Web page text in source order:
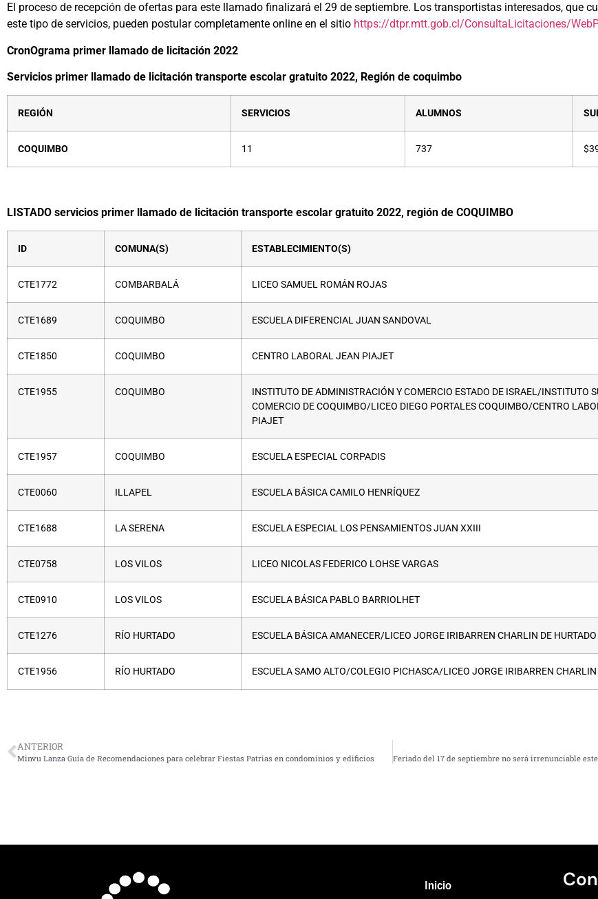
El proceso de recepción de ofertas para este llamado finalizará el 29 de septiembre. Los transportistas interesados, que
este tipo de servicios, pueden postular completamente online en el sitio https://dtpr.mtt.gob.cl/ConsultaLicitaciones/
CronOgrama primer llamado de licitación 2022
Servicios primer llamado de licitación transporte escolar gratuito 2022, Región de coquimbo
REGIÓN SERVICIOS ALUMNOS
COQUIMBO 11 737
LISTADO servicios primer llamado de licitación transporte escolar gratuito 2022, región de COQUIMBO
ID COMUNA(S) ESTABLECIMIENTO(S)
CTE1772 COMBARBALÁ LICEO SAMUEL ROMÁN ROJAS
CTE1689 COQUIMBO ESCUELA DIFERENCIAL JUAN SANDOVAL
CTE1850 COQUIMBO CENTRO LABORAL JEAN PIAJET
CTE1955 COQUIMBO
INSTITUTO DE ADMINISTRACIÓN Y COMERCIO ESTADO DE ISRAEL/INSTITUTO
COMERCIO DE COQUIMBO/LICEO DIEGO PORTALES COQUIMBO/CENTRO
PIAJET
CTE1957 COQUIMBO ESCUELA ESPECIAL CORPADIS
CTE0060 ILLAPEL ESCUELA BÁSICA CAMILO HENRÍQUEZ
CTE1688 LA SERENA ESCUELA ESPECIAL LOS PENSAMIENTOS JUAN XXIII
CTE0758 LOS VILOS LICEO NICOLAS FEDERICO LOHSE VARGAS
CTE0910 LOS VILOS ESCUELA BÁSICA PABLO BARRIOLHET
CTE1276 RÍO HURTADO ESCUELA BÁSICA AMANECER/LICEO JORGE IRIBARREN CHARLIN DE HURTADO
CTE1956 RÍO HURTADO ESCUELA SAMO ALTO/COLEGIO PICHASCA/LICEO JORGE IRIBARREN CHARLIN
ANTERIOR
Minvu Lanza Guía de Recomendaciones para celebrar Fiestas Patrias en condominios y edificios
Inicio